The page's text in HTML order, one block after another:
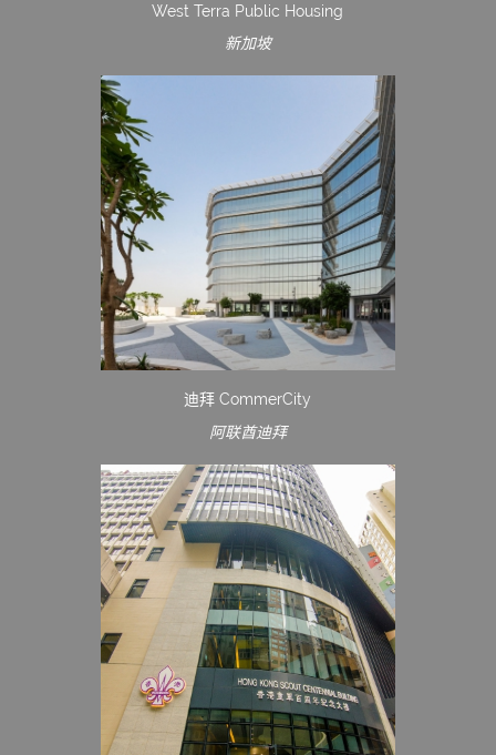
West Terra Public Housing
新加坡
迪拜 CommerCity
阿联酋迪拜